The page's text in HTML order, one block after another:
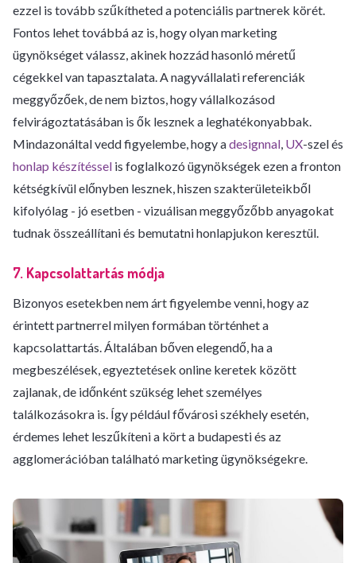
ezzel is tovább szűkítheted a potenciális partnerek körét.
Fontos lehet továbbá az is, hogy olyan marketing
ügynökséget válassz, akinek hozzád hasonló méretű
cégekkel van tapasztalata. A nagyvállalati referenciák
meggyőzőek, de nem biztos, hogy vállalkozásod
felvirágoztatásában is ők lesznek a leghatékonyabbak.
Mindazonáltal vedd figyelembe, hogy adesignnal UX-szel és
honlap készítéssel is foglalkozó ügynökségek ezen a fronton
kétségkívül előnyben lesznek, hiszen szakterületeikből
kifolyólag - jó esetben - vizuálisan meggyőzőbb anyagokat
tudnak összeállítani és bemutatni honlapjukon keresztül.
7. Kapcsolattartás módja
Bizonyos esetekben nem árt figyelembe venni, hogy az
érintett partnerrel milyen formában történhet a
kapcsolattartás. Általában bőven elegendő, ha a
megbeszélések, egyeztetések online keretek között
zajlanak, de időnként szükség lehet személyes
találkozásokra is. Így például fővárosi székhely esetén,
érdemes lehet leszűkíteni a kört a budapesti és az
agglomerációban található marketing ügynökségekre.